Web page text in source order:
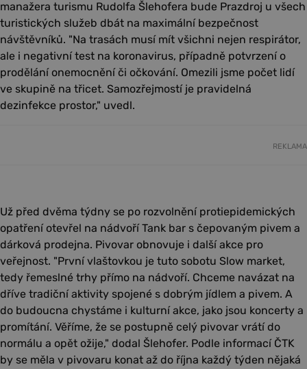
manažera turismu Rudolfa Šlehofera bude Prazdroj u všech
turistických služeb dbát na maximální bezpečnost
návštěvníků. "Na trasách musí mít všichni nejen respirátor,
ale i negativní test na koronavirus, případně potvrzení o
prodělání onemocnění či očkování. Omezili jsme počet lidí
ve skupině na třicet. Samozřejmostí je pravidelná
dezinfekce prostor," uvedl.
REKLAMA
Už před dvěma týdny se po rozvolnění protiepidemických
opatření otevřel na nádvoří Tank bar s čepovaným pivem a
dárková prodejna. Pivovar obnovuje i další akce pro
veřejnost. "První vlaštovkou je tuto sobotu Slow market,
tedy řemeslné trhy přímo na nádvoří. Chceme navázat na
dříve tradiční aktivity spojené s dobrým jídlem a pivem. A
do budoucna chystáme i kulturní akce, jako jsou koncerty a
promítání. Věříme, že se postupně celý pivovar vrátí do
normálu a opět ožije," dodal Šlehofer. Podle informací ČTK
by se měla v pivovaru konat až do října každý týden nějaká